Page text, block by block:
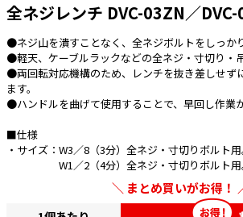
PF管/FEP管/CD管/情報線保護管
みカバー
工具関連
EV充電設備工事関連
その他
全ネジレンチ DVC-03ZN／
●ネジ山を潰すことなく、全ネジボルトをしっか
●軽天、ケーブルラックなどの全ネジ・寸切り・
●両回転対応機構のため、レンチを抜き差しせず
ます。
●ハンドルを曲げて使用することで、早回し作業が
■仕様
・サイズ：W3／8（3分）全ネジ・寸切りボルト用
W1／2（4分）全ネジ・寸切りボルト用。
まとめ買いがお得！